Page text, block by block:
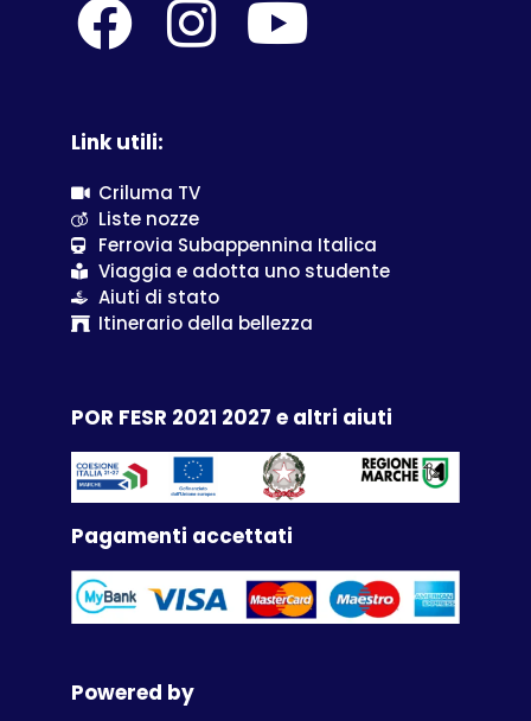
Link utili:
Criluma TV
Liste nozze
Ferrovia Subappennina Italica
Viaggia e adotta uno studente
Aiuti di stato
Itinerario della bellezza
POR FESR 2021 2027 e altri aiuti
Pagamenti accettati
Powered by